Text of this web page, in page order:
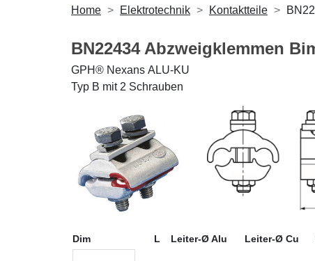
Home Elektrotechnik Kontaktteile
BN22434 Abzweigklemmen
GPH® Nexans ALU-KU
Typ B mit 2 Schrauben
Dim L Leiter-Ø Alu Leiter-Ø Cu